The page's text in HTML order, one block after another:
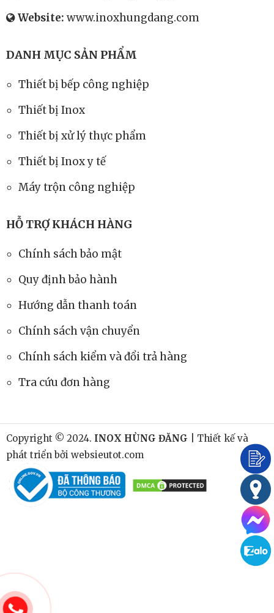
Website: www.inoxhungdang.com
DANH MỤC SẢN PHẨM
Thiết bị bếp công nghiệp
Thiết bị Inox
Thiết bị xử lý thực phẩm
Thiết bị Inox y tế
Máy trộn công nghiệp
HỖ TRỢ KHÁCH HÀNG
Chính sách bảo mật
Quy định bảo hành
Hướng dẫn thanh toán
Chính sách vận chuyển
Chính sách kiểm và đổi trả hàng
Tra cứu đơn hàng
Copyright © 2024. INOX HÙNG ĐĂNG | Thiết kế và
phát triển bởi websieutot.com